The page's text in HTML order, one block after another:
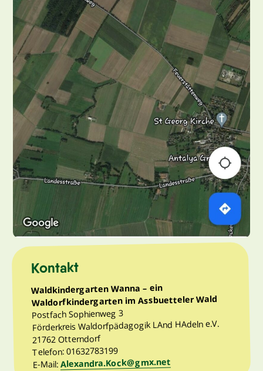
Kontakt
Waldkindergarten Wanna – ein
Waldorfkindergarten im Assbuetteler Wald
Postfach Sophienweg 3
Förderkreis Waldorfpädagogik LAnd HAdeln e.V.
21762 Otterndorf
Telefon: 01632783199
E-Mail:Alexandra.Kock@gmx.net